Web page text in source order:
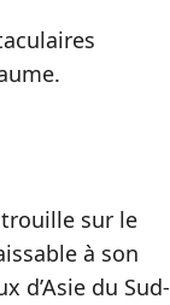
sur le
à son
d’Asie du Sud-